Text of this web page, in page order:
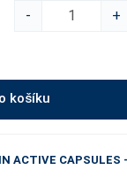
-
+
košíku
ACTIVE